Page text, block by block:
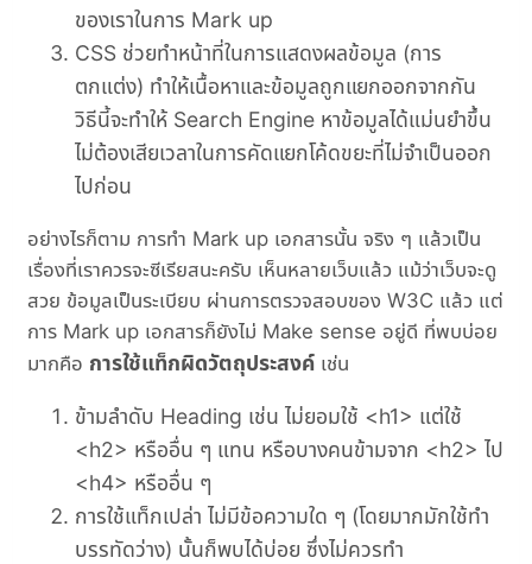
ของเราในการ Mark up
CSS ช่วยทำหน้าที่ในการแสดงผลข้อมูล (การ
ตกแต่ง) ทำให้เนื้อหาและข้อมูลถูกแยกออกจากกัน
วิธีนี้จะทำให้ Search Engine หาข้อมูลได้แม่นยำขึ้น
ไม่ต้องเสียเวลาในการคัดแยกโค้ดขยะที่ไม่จำเป็นออก
ไปก่อน
อย่างไรก็ตาม การทำ Mark up เอกสารนั้น จริง ๆ แล้วเป็น
เรื่องที่เราควรจะซีเรียสนะครับ เห็นหลายเว็บแล้ว แม้ว่าเว็บจะดู
สวย ข้อมูลเป็นระเบียบ ผ่านการตรวจสอบของ W3C แล้ว แต่
การ Mark up เอกสารก็ยังไม่ Make sense อยู่ดี ที่พบบ่อย
มากคือ การใช้แท็กผิดวัตถุประสงค์ เช่น
ข้ามลำดับ Heading เช่น ไม่ยอมใช้ <h1> แต่ใช้
<h2> หรืออื่น ๆ แทน หรือบางคนข้ามจาก <h2> ไป
<h4> หรืออื่น ๆ
การใช้แท็กเปล่า ไม่มีข้อความใด ๆ (โดยมากมักใช้ทำ
บรรทัดว่าง) นั้นก็พบได้บ่อย ซึ่งไม่ควรทำ